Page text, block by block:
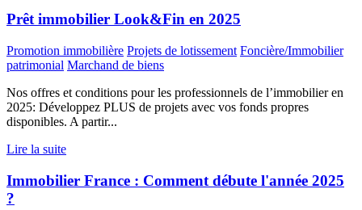
Prêt immobilier Look&Fin en 2025
Promotion immobilière Projets de lotissement Foncière/Immobilier
patrimonial Marchand de biens
Nos offres et conditions pour les professionnels de l’immobilier en
2025: Développez PLUS de projets avec vos fonds propres
disponibles. A partir...
Lire la suite
Immobilier France : Comment débute l'année 2025
?